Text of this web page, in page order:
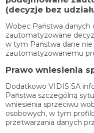
(decyzje bez
Wobec Państwa danych
zautomatyzowane
w tym Państwa dane nie
zautomatyzowanemu
Prawo wniesienia
Dodatkowo VIDIS SA
Państwa szczególną
wniesienia sprzeciwu
osobowych, w tym
przetwarzania danych